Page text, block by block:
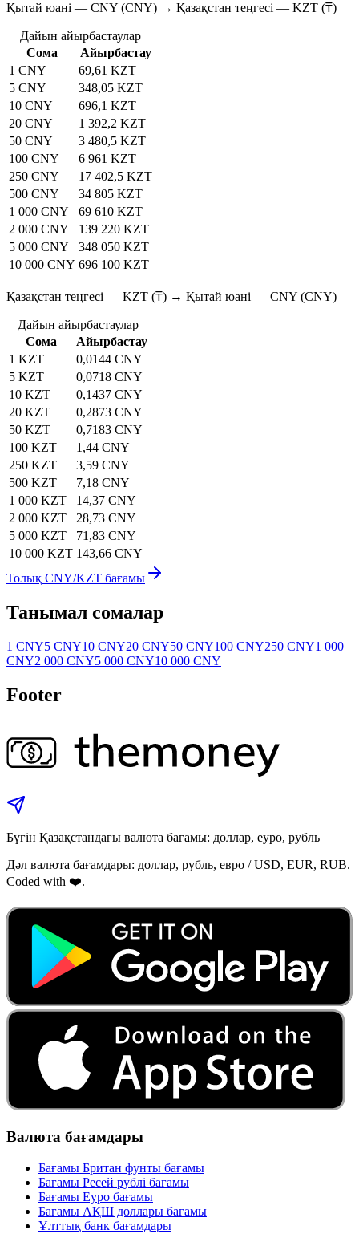
Қытай юані — CNY (CNY) → Қазақстан теңгесі — KZT (₸)
Дайын айырбастаулар
Сома
Айырбастау
1 CNY
69,61 KZT
5 CNY
348,05 KZT
10 CNY
696,1 KZT
20 CNY
1 392,2 KZT
50 CNY
3 480,5 KZT
100 CNY
6 961 KZT
250 CNY
17 402,5 KZT
500 CNY
34 805 KZT
1 000 CNY
69 610 KZT
2 000 CNY
139 220 KZT
5 000 CNY
348 050 KZT
10 000 CNY 696 100 KZT
Қазақстан теңгесі — KZT (₸) → Қытай юані — CNY (CNY)
Дайын айырбастаулар
Сома
Айырбастау
1 KZT
0,0144 CNY
5 KZT
0,0718 CNY
10 KZT
0,1437 CNY
20 KZT
0,2873 CNY
50 KZT
0,7183 CNY
100 KZT
1,44 CNY
250 KZT
3,59 CNY
500 KZT
7,18 CNY
1 000 KZT
14,37 CNY
2 000 KZT
28,73 CNY
5 000 KZT
71,83 CNY
10 000 KZT 143,66 CNY
Толық CNY/KZT бағамы
Танымал сомалар
1 CNY5 CNY10 CNY20 CNY50 CNY100 CNY250 CNY1 000
CNY2 000 CNY5 000 CNY10 000 CNY
Footer
Бүгін Қазақстандағы валюта бағамы: доллар, еуро, рубль
Дәл валюта бағамдары: доллар, рубль, евро / USD, EUR, RUB.
Coded with ❤️.
Валюта бағамдары
Бағамы Британ фунты бағамы
Бағамы Ресей рублі бағамы
Бағамы Еуро бағамы
Бағамы АҚШ доллары бағамы
Ұлттық банк бағамдары